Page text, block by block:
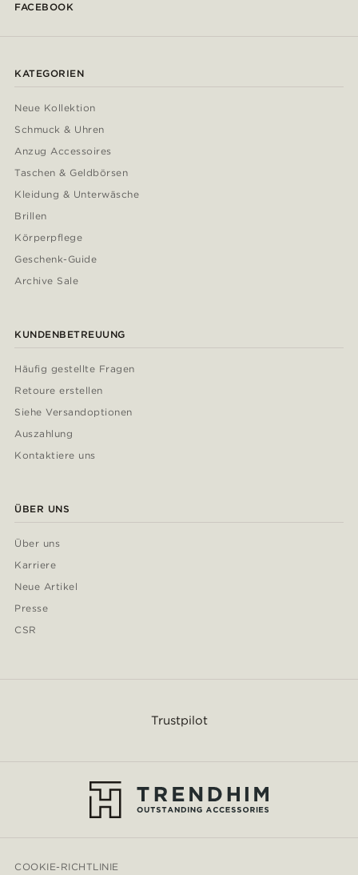
FACEBOOK
KATEGORIEN
Neue Kollektion
Schmuck & Uhren
Anzug Accessoires
Taschen & Geldbörsen
Kleidung & Unterwäsche
Brillen
Körperpflege
Geschenk-Guide
Archive Sale
KUNDENBETREUUNG
Häufig gestellte Fragen
Retoure erstellen
Siehe Versandoptionen
Auszahlung
Kontaktiere uns
ÜBER UNS
Über uns
Karriere
Neue Artikel
Presse
CSR
Trustpilot
COOKIE-RICHTLINIE